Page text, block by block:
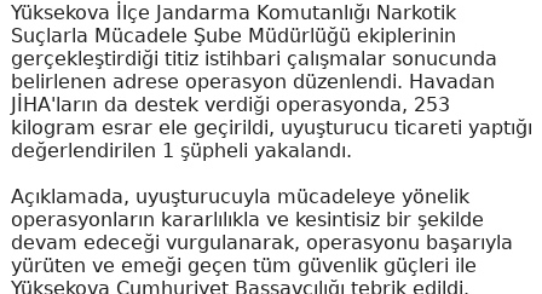
Yüksekova İlçe Jandarma Komutanlığı Narkotik
Suçlarla Mücadele Şube Müdürlüğü ekiplerinin
gerçekleştirdiği titiz istihbari çalışmalar sonucunda
belirlenen adrese operasyon düzenlendi. Havadan
JİHA'ların da destek verdiği operasyonda, 253
kilogram esrar ele geçirildi, uyuşturucu ticareti yaptığı
değerlendirilen 1 şüpheli yakalandı.
Açıklamada, uyuşturucuyla mücadeleye yönelik
operasyonların kararlılıkla ve kesintisiz bir şekilde
devam edeceği vurgulanarak, operasyonu başarıyla
yürüten ve emeği geçen tüm güvenlik güçleri ile
Yüksekova Cumhuriyet Başsavcılığı tebrik edildi.